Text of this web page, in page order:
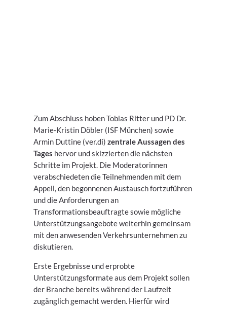
Zum Abschluss hoben Tobias Ritter und PD Dr.
Marie-Kristin Döbler (ISF München) sowie
Armin Duttine (ver.di)zentrale Aussagen des
Tages hervor und skizzierten die nächsten
Schritte im Projekt. Die Moderatorinnen
verabschiedeten die Teilnehmenden mit dem
Appell, den begonnenen Austausch fortzuführen
und die Anforderungen an
Transformationsbeauftragte sowie mögliche
Unterstützungsangebote weiterhin gemeinsam
mit den anwesenden Verkehrsunternehmen zu
diskutieren.
Erste Ergebnisse und erprobte
Unterstützungsformate aus dem Projekt sollen
der Branche bereits während der Laufzeit
zugänglich gemacht werden. Hierfür wird